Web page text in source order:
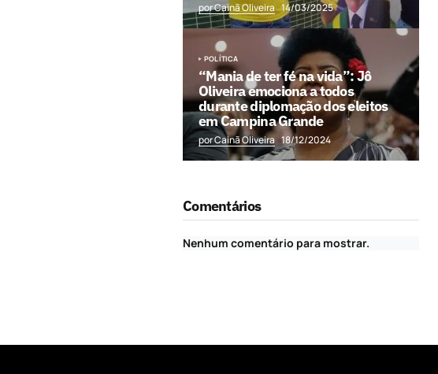
por Cainã Oliveira 14/03/2025
POLÍTICA
“Mania de ter fé na vida”: Jô
Oliveira emociona a todos
durante diplomação dos eleitos
em Campina Grande
por Cainã Oliveira 18/12/2024
Comentários
Nenhum comentário para mostrar.